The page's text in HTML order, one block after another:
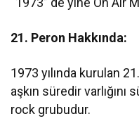
21. Peron Hakkında:
1973 yılında kurulan
aşkın süredir
rock grubudur.